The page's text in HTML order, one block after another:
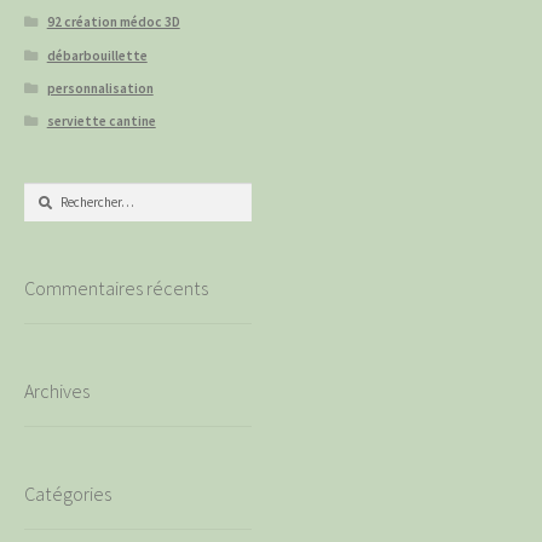
92 création médoc 3D
débarbouillette
personnalisation
serviette cantine
Commentaires récents
Archives
Catégories